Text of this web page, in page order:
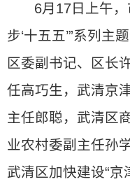
6月17日上午
步‘十五五’”系列主
区委副书记、区长
任高巧生，武清京
主任郎聪，武清区
业农村委副主任孙
武清区加快建设“京